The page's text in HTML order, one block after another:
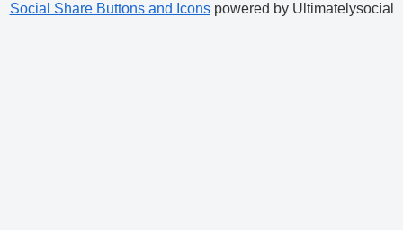
Social Share Buttons and Iconspowered by Ultimatelysocial